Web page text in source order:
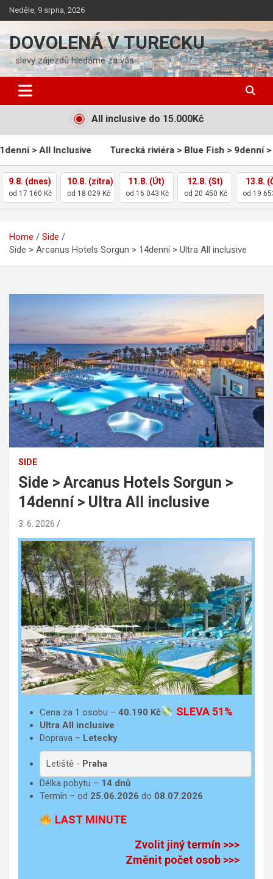
Skip
to
Neděle, 9 srpna, 2026
DOVOLENÁ V TURECKU
.. slevy zájezdů hledáme za vás ..
All inclusive do 15.000Kč
Turecká riviéra > Blue Fish > 9denní > All Inclusive
9.8. (dnes)
od 17 160 Kč
10.8. (zítra)
od 18 029 Kč
11.8. (Út)
od 16 043 Kč
12.8. (St)
od 20 450 Kč
13.8.
od 19
Home
Side
Side > Arcanus Hotels Sorgun > 14denní > Ultra All inclusive
SIDE
Side > Arcanus Hotels Sorgun >
14denní > Ultra All inclusive
3. 6. 2026
Cena za 1 osobu – 40.190 Kč SLEVA 51%
Ultra All inclusive
Doprava – Letecky
Letiště - Praha
Délka pobytu – 14 dnů
Termín – od 25.06.2026 do 08.07.2026
LAST MINUTE
Zvolit jiný termín >>>
Změnit počet osob >>>